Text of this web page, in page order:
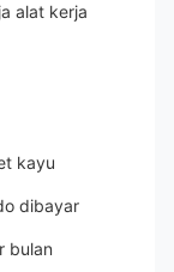
alat kerja
kayu
dibayar
bulan